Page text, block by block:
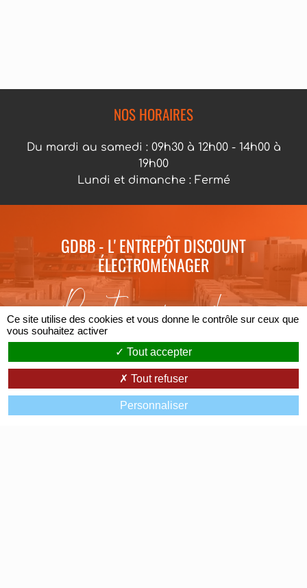
NOS HORAIRES
Du mardi au samedi : 09h30 à 12h00 - 14h00 à
19h00
Lundi et dimanche : Fermé
GDBB - L' ENTREPÔT DISCOUNT
ÉLECTROMÉNAGER
Partenaire des
Grandes Marques
Ce site utilise des cookies et vous donne le contrôle sur ceux que
vous souhaitez activer
Tout accepter
Tout refuser
Personnaliser